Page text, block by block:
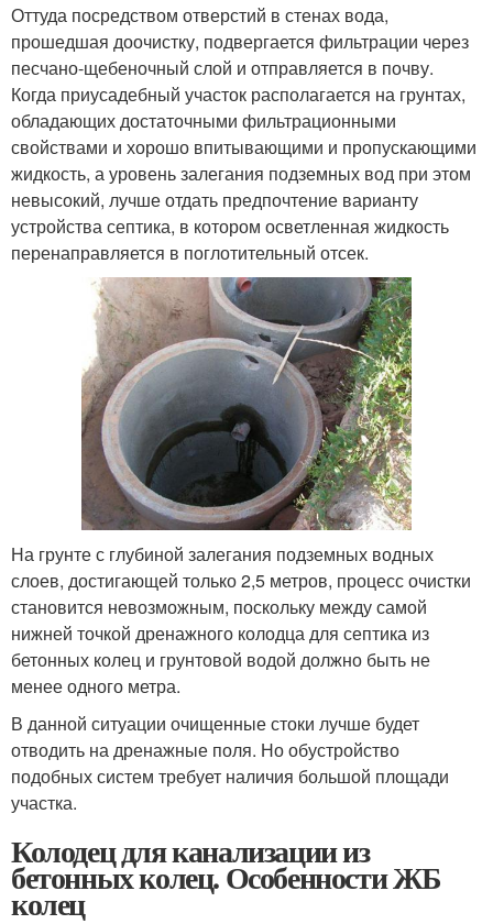
Оттуда посредством отверстий в стенах вода,
прошедшая доочистку, подвергается фильтрации через
песчано-щебеночный слой и отправляется в почву.
Когда приусадебный участок располагается на грунтах,
обладающих достаточными фильтрационными
свойствами и хорошо впитывающими и пропускающими
жидкость, а уровень залегания подземных вод при этом
невысокий, лучше отдать предпочтение варианту
устройства септика, в котором осветленная жидкость
перенаправляется в поглотительный отсек.
На грунте с глубиной залегания подземных водных
слоев, достигающей только 2,5 метров, процесс очистки
становится невозможным, поскольку между самой
нижней точкой дренажного колодца для септика из
бетонных колец и грунтовой водой должно быть не
менее одного метра.
В данной ситуации очищенные стоки лучше будет
отводить на дренажные поля. Но обустройство
подобных систем требует наличия большой площади
участка.
Колодец для канализации из
бетонных колец. Особенности ЖБ
колец